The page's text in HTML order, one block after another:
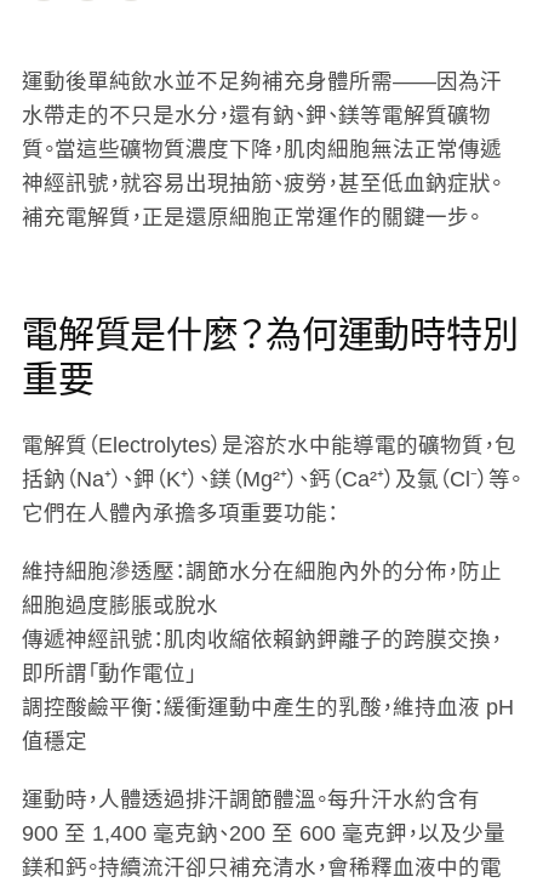
運動後單純飲水並不足夠補充身體所需——因為汗
水帶走的不只是水分，還有鈉、鉀、鎂等電解質礦物
質。當這些礦物質濃度下降，肌肉細胞無法正常傳遞
神經訊號，就容易出現抽筋、疲勞，甚至低血鈉症狀。
補充電解質，正是還原細胞正常運作的關鍵一步。
電解質是什麼？為何運動時特別
重要
電解質（Electrolytes）是溶於水中能導電的礦物質，包
括鈉（Na⁺）、鉀（K⁺）、鎂（Mg²⁺）、鈣（Ca²⁺）及氯（Cl⁻）等。
它們在人體內承擔多項重要功能：
維持細胞滲透壓 ：調節水分在細胞內外的分佈，防止
細胞過度膨脹或脫水
傳遞神經訊號 ：肌肉收縮依賴鈉鉀離子的跨膜交換，
即所謂「動作電位」
調控酸鹼平衡 ：緩衝運動中產生的乳酸，維持血液 pH
值穩定
運動時，人體透過排汗調節體溫。每升汗水約含有
900 至 1,400 毫克鈉、200 至 600 毫克鉀，以及少量
鎂和鈣。持續流汗卻只補充清水，會稀釋血液中的電